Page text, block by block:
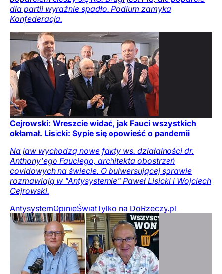
dla partii wyraźnie spadło. Podium zamyka
Konfederacja.
Cejrowski: Wreszcie widać, jak Fauci wszystkich
okłamał. Lisicki: Sypie się opowieść o pandemii
Na jaw wychodzą nowe fakty ws. działalności dr.
Anthony'ego Fauciego, architekta obostrzeń
covidowych na świecie. O bulwersującej sprawie
rozmawiają w "Antysystemie" Paweł Lisicki i Wojciech
Cejrowski.
AntysystemOpinieŚwiatTylko na DoRzeczy.pl